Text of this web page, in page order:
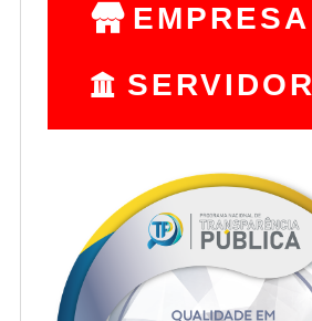
EMPRESA
SERVIDOR